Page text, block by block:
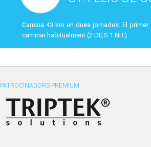
Camina 43 km en dues jornades. El
caminar habitualment (2 DIES 1 NIT)
PATROCINADORS PREMIUM